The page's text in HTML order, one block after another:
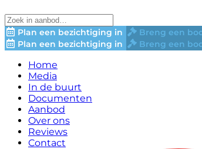
Plan een bezichtiging in Breng een
Plan een bezichtiging in
Breng een
Home
Media
In de buurt
Documenten
Aanbod
Over ons
Reviews
Contact